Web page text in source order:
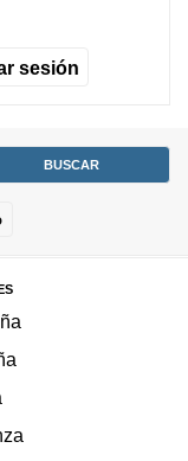
sesión